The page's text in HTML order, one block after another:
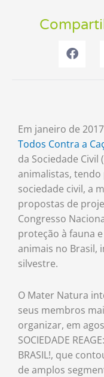
Em janeiro de
Todos Contra a
da Sociedade Civil
animalistas,
sociedade civil, a
propostas de
Congresso
proteção à fauna
animais no Brasil,
silvestre.
O Mater Natura
seus membros
organizar, em
SOCIEDADE
BRASIL!, que
de amplos